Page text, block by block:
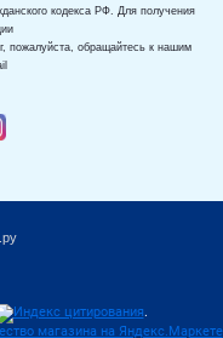
кодекса РФ. Для получения
пожалуйста, обращайтесь к нашим
.